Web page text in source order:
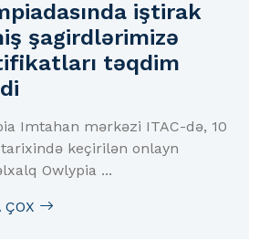
iştirak
şagirdlərimizə
təqdim
Imtahan mərkəzi ITAC-də, 10
keçirilən onlayn
Owlypia ...
ÇOX